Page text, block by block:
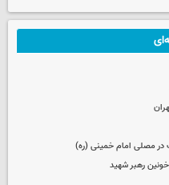
در مصلی امام خمینی (ره)
رهبر شهید